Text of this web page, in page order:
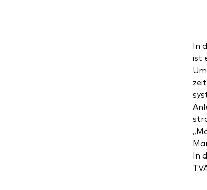
In
ist
In